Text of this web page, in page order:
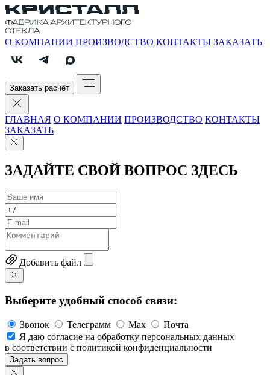
О КОМПАНИИ ПРОИЗВОДСТВО КОНТАКТЫ ЗАКАЗАТЬ
Заказать расчёт
ГЛАВНАЯ О КОМПАНИИ ПРОИЗВОДСТВО КОНТАКТЫ
ЗАКАЗАТЬ
ЗАДАЙТЕ СВОЙ ВОПРОС ЗДЕСЬ
Добавить файл
Выберите удобный способ связи:
Звонок Телеграмм Max
Почта
Я даю согласие на обработку персональных данных
в соответствии с политикой конфиденциальности
Задать вопрос